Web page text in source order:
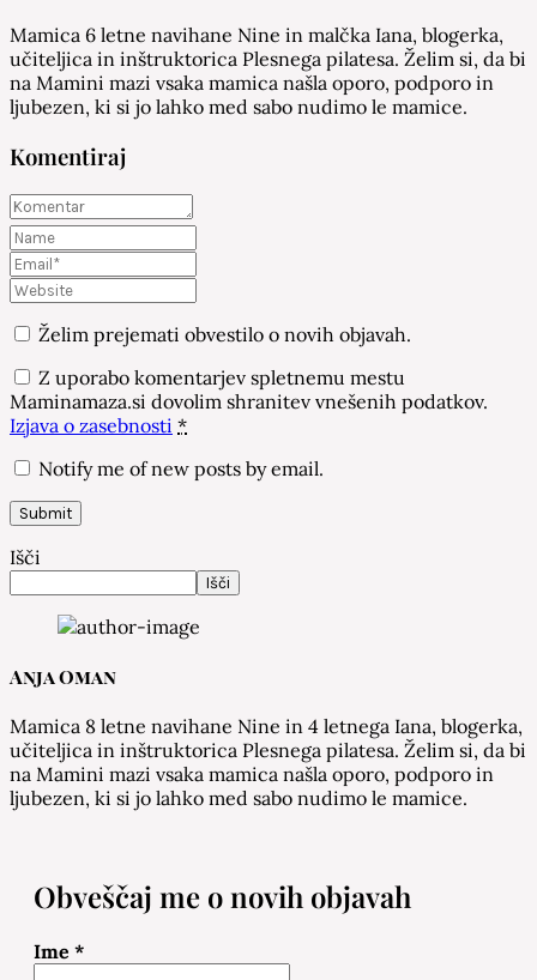
Mamica 6 letne navihane Nine in malčka Iana, blogerka,
učiteljica in inštruktorica Plesnega pilatesa. Želim si, da bi
na Mamini mazi vsaka mamica našla oporo, podporo in
ljubezen, ki si jo lahko med sabo nudimo le mamice.
Komentiraj
Želim prejemati obvestilo o novih objavah.
Z uporabo komentarjev spletnemu mestu
Maminamaza.si dovolim shranitev vnešenih podatkov.
Izjava o zasebnosti *
Notify me of new posts by email.
Išči
Išči
Anja Oman
Mamica 8 letne navihane Nine in 4 letnega Iana, blogerka,
učiteljica in inštruktorica Plesnega pilatesa. Želim si, da bi
na Mamini mazi vsaka mamica našla oporo, podporo in
ljubezen, ki si jo lahko med sabo nudimo le mamice.
Obveščaj me o novih objavah
Ime *